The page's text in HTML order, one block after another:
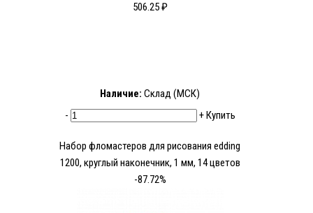
506.25 ₽
Наличие: Склад (МСК)
-
+Купить
Набор фломастеров для рисования edding
1200, круглый наконечник, 1 мм, 14 цветов
-87.72%